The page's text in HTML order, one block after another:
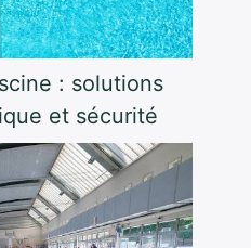
: solutions
et sécurité